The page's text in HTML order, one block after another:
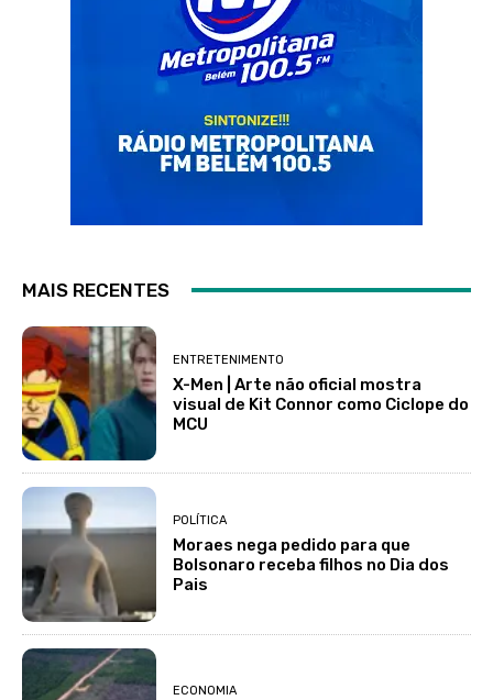
MAIS RECENTES
ENTRETENIMENTO
X-Men | Arte não oficial mostra
visual de Kit Connor como Ciclope do
MCU
POLÍTICA
Moraes nega pedido para que
Bolsonaro receba filhos no Dia dos
Pais
ECONOMIA